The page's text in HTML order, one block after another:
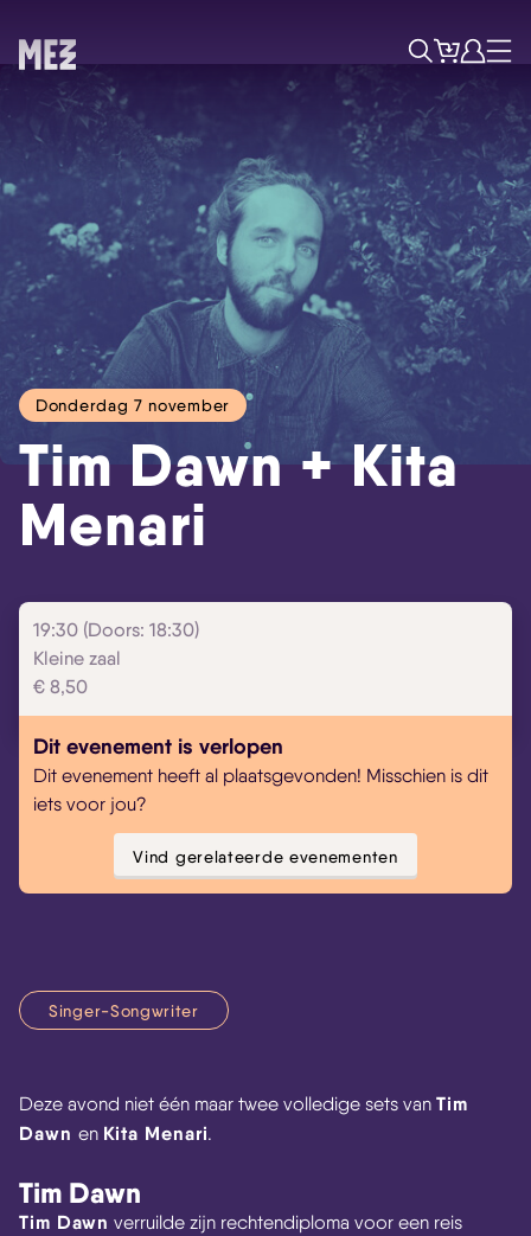
ZoekTicketsAccount
Menu
Donderdag 7 november
Tim Dawn + Kita
Menari
19:30 (Doors: 18:30)
Kleine zaal
€ 8,50
Dit evenement is verlopen
Dit evenement heeft al plaatsgevonden! Misschien is dit
iets voor jou?
Vind gerelateerde evenementen
Singer-Songwriter
Deze avond niet één maar twee volledige sets van Tim
Dawn en Kita Menari.
Tim Dawn
Tim Dawn verruilde zijn rechtendiploma voor een reis